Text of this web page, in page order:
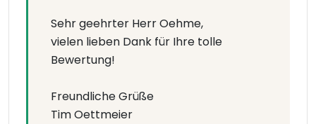
Sehr geehrter Herr Oehme,
vielen lieben Dank für Ihre tolle
Bewertung!
Freundliche Grüße
Tim Oettmeier